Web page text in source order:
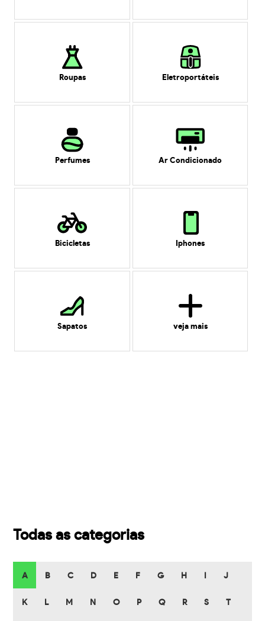
Roupas Eletroportáteis
Perfumes Ar Condicionado
Bicicletas Iphones
Sapatos veja mais
Todas as categorias
A B C D E F G H J
K L M N O P Q R S T